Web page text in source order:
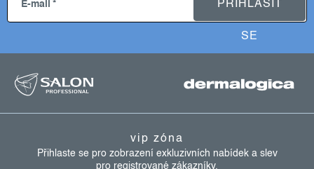
E-mail PŘIHLÁSIT
SE
vip zóna
Přihlaste se pro zobrazení exkluzivních nabídek a slev
pro registrované zákazníky.